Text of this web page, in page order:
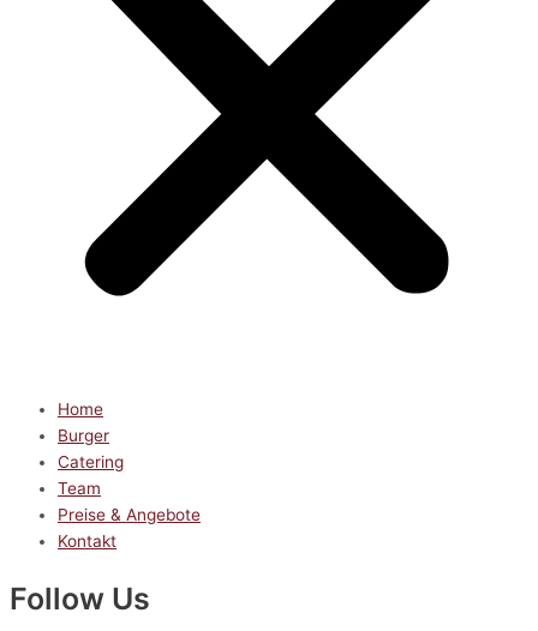
Home
Burger
Catering
Team
Preise & Angebote
Kontakt
Follow Us